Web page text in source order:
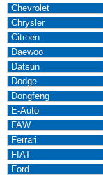
Chevrolet
Chrysler
Citroen
Daewoo
Datsun
Dodge
Dongfeng
E-Auto
FAW
Ferrari
FIAT
Ford